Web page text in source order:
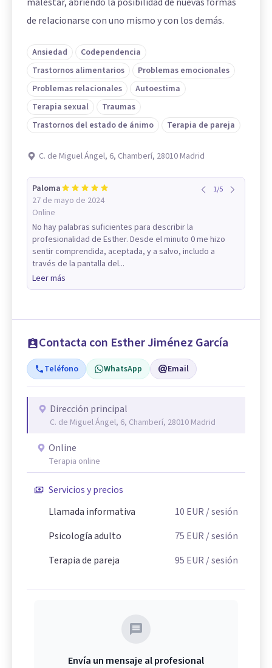
de relacionarse con uno mismo y con los demás.
Ansiedad
Codependencia
Trastornos alimentarios
Problemas emocionales
Problemas relacionales
Autoestima
Terapia sexual
Traumas
Trastornos del estado de ánimo
Terapia de pareja
C. de Miguel Ángel, 6, Chamberí, 28010 Madrid
Paloma
27 de mayo de 2024
Online
1/5
No hay palabras suficientes para describir la
profesionalidad de Esther. Desde el minuto 0 me hizo
sentir comprendida, aceptada, y a salvo, includo a
través de la pantalla del...
Leer más
Contacta con Esther Jiménez García
Teléfono WhatsApp Email
Dirección principal
C. de Miguel Ángel, 6, Chamberí, 28010 Madrid
Online
Terapia online
Servicios y precios
Llamada informativa
10 EUR / sesión
Psicología adulto
75 EUR / sesión
Terapia de pareja
95 EUR / sesión
Envía un mensaje al profesional